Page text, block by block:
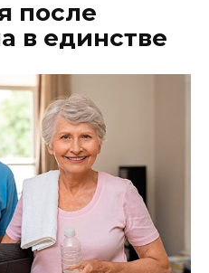
после
в единстве